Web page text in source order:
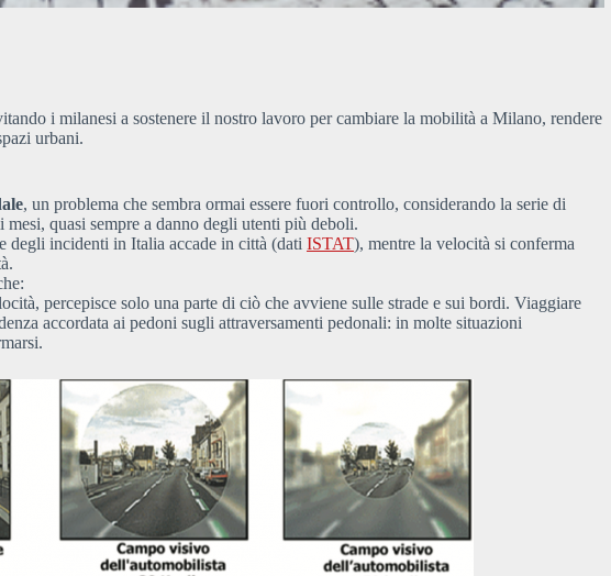
i milanesi a sostenere il nostro lavoro per cambiare la mobilità a Milano, rendere
urbani.
, un problema che sembra ormai essere fuori controllo, considerando la serie di
quasi sempre a danno degli utenti più deboli.
degli incidenti in Italia accade in città (dati ISTAT), mentre la velocità si conferma
percepisce solo una parte di ciò che avviene sulle strade e sui bordi. Viaggiare
accordata ai pedoni sugli attraversamenti pedonali: in molte situazioni